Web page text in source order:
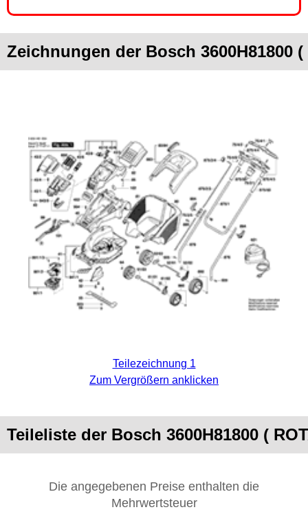
Zeichnungen der Bosch 3600H81800 (
Teilezeichnung 1
Zum Vergrößern anklicken
Teileliste der Bosch 3600H81800 (
Die angegebenen Preise enthalten die
Mehrwertsteuer